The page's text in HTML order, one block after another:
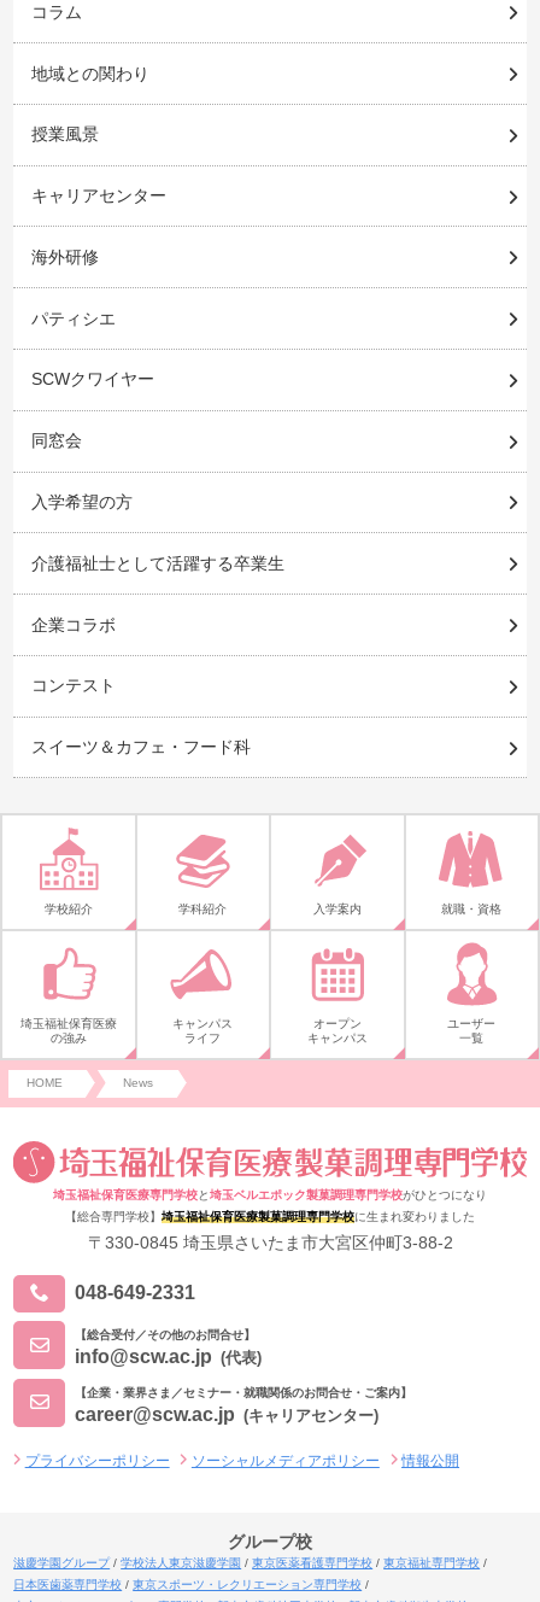
コラム
地域との関わり
授業風景
キャリアセンター
海外研修
パティシエ
SCWクワイヤー
同窓会
入学希望の方
介護福祉士として活躍する卒業生
企業コラボ
コンテスト
スイーツ＆カフェ・フード科
学校紹介 学科紹介 入学案内 就職・資格
埼玉福祉保育医療
の強み
キャンパス
ライフ
オープン
キャンパス
ユーザー
一覧
HOME News
埼玉福祉保育医療専門学校と埼玉ベルエポック製菓調理専門学校がひとつになり
【総合専門学校】 埼玉福祉保育医療製菓調理専門学校に生まれ変わりました
〒330-0845 埼玉県さいたま市大宮区仲町3-88-2
048-649-2331
【総合受付／その他のお問合せ】
info@scw.ac.jp (代表)
【企業・業界さま／セミナー・就職関係のお問合せ・ご案内】
career@scw.ac.jp (キャリアセンター)
プライバシーポリシー ソーシャルメディアポリシー 情報公開
グループ校
滋慶学園グループ 学校法人東京滋慶学園 東京医薬看護専門学校
東京福祉専門学校
日本医歯薬専門学校
東京スポーツ・レクリエーション専門学校